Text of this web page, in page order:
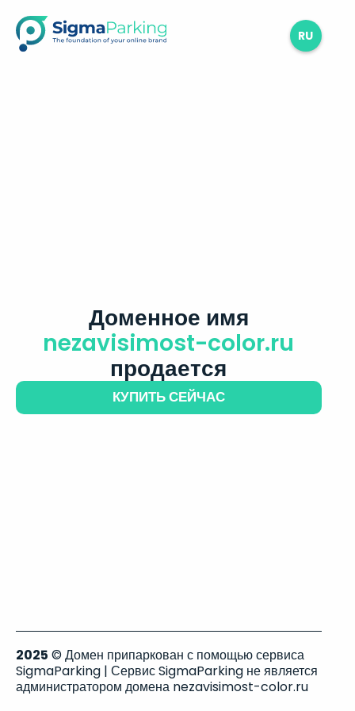
RU
Доменное имя
nezavisimost-color.ru
продается
КУПИТЬ СЕЙЧАС
2025 © Домен припаркован с помощью сервиса
SigmaParking | Сервис SigmaParking не является
администратором домена nezavisimost-color.ru